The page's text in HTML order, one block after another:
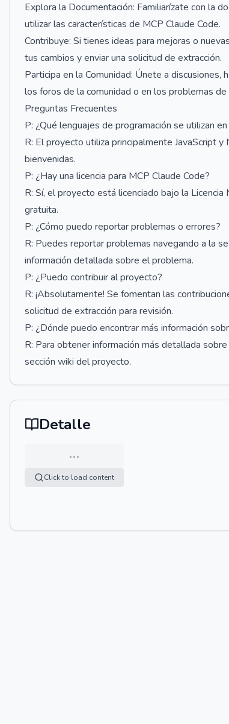
Explora la Documentación: Familiarízate con la
utilizar las características de MCP Claude Code.
Contribuye: Si tienes ideas para mejoras o
tus cambios y enviar una solicitud de extracción.
Participa en la Comunidad: Únete a
los foros de la comunidad o en los problemas de
Preguntas Frecuentes
P: ¿Qué lenguajes de programación se utilizan
R: El proyecto utiliza principalmente JavaScript
bienvenidas.
P: ¿Hay una licencia para MCP Claude Code?
R: Sí, el proyecto está licenciado bajo la
gratuita.
P: ¿Cómo puedo reportar problemas o errores?
R: Puedes reportar problemas navegando a la
información detallada sobre el problema.
P: ¿Puedo contribuir al proyecto?
R: ¡Absolutamente! Se fomentan las
solicitud de extracción para revisión.
P: ¿Dónde puedo encontrar más información
R: Para obtener información más detallada
sección wiki del proyecto.
Detalle
…
Click to load content